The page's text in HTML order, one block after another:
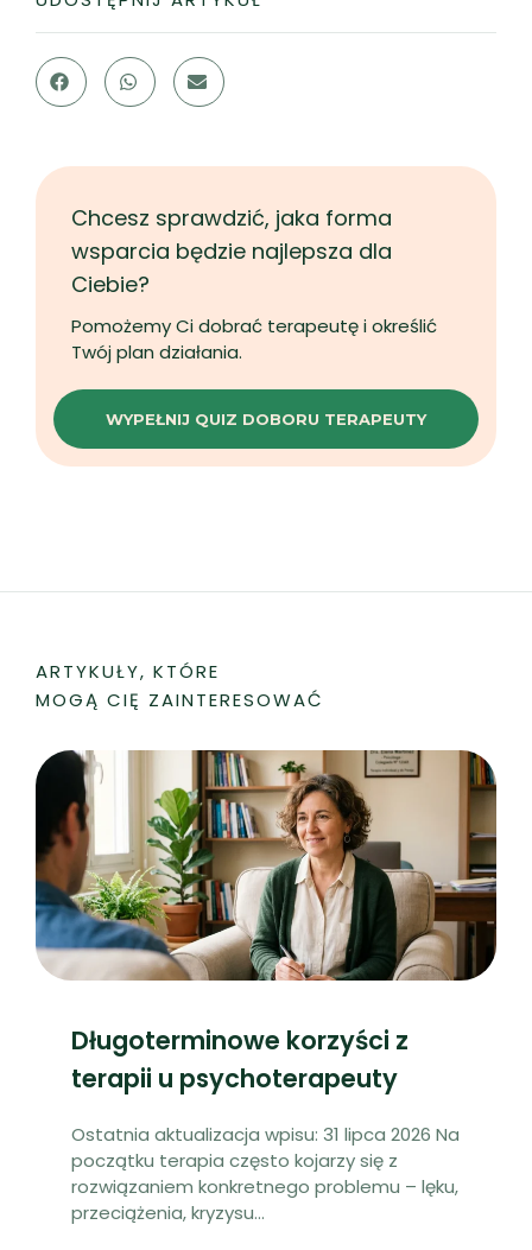
Chcesz sprawdzić, jaka forma
wsparcia będzie najlepsza dla
Ciebie?
Pomożemy Ci dobrać terapeutę i określić
Twój plan działania.
WYPEŁNIJ QUIZ DOBORU TERAPEUTY
ARTYKUŁY, KTÓRE
MOGĄ CIĘ ZAINTERESOWAĆ
Długoterminowe korzyści z
terapii u psychoterapeuty
Ostatnia aktualizacja wpisu: 31 lipca 2026 Na
początku terapia często kojarzy się z
rozwiązaniem konkretnego problemu – lęku,
przeciążenia, kryzysu...